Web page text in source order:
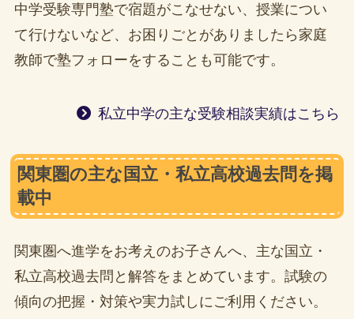
中学受験専門塾で宿題がこなせない、授業につい
て行けないなど、お困りごとがありましたら家庭
教師で塾フォローをすることも可能です。
私立中学の主な受験相談実績はこちら
関東圏の主な国立・私立高校過去問を掲
載中
関東圏へ進学をお考えのお子さんへ、主な国立・
私立高校過去問と解答をまとめています。試験の
傾向の把握・対策や実力試しにご利用ください。